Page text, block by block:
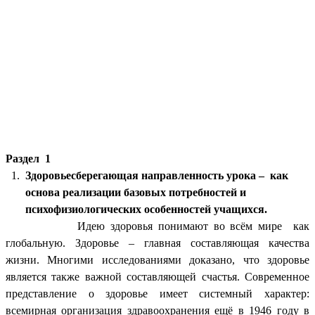
Раздел 1
Здоровьесберегающая направленность урока – как
основа реализации базовых потребностей и
психофизиологических особенностей учащихся.
Идею здоровья понимают во всём мире как
глобальную. Здоровье – главная составляющая качества
жизни. Многими исследованиями доказано, что здоровье
является также важной составляющей счастья. Современное
представление о здоровье имеет системный характер:
всемирная организация здравоохранения ещё в 1946 году в